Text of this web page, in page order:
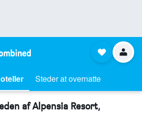
Steder at overnatte
af Alpensia Resort,